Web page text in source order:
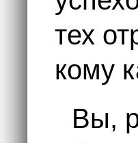
тех
кому
Вы,